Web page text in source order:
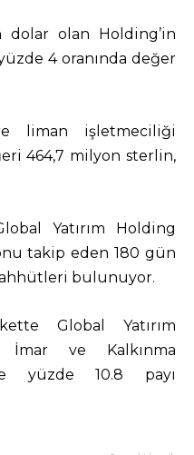
dolar olan Holding’in
4 oranında değer
liman işletmeciliği
464,7 milyon sterlin,
Yatırım Holding
takip eden 180 gün
bulunuyor.
Global Yatırım
İmar ve Kalkınma
yüzde 10.8 payı